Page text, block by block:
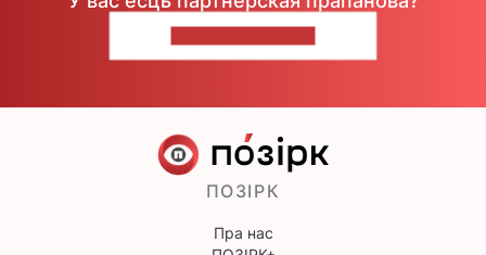
ПОЗІРК
Пра нас